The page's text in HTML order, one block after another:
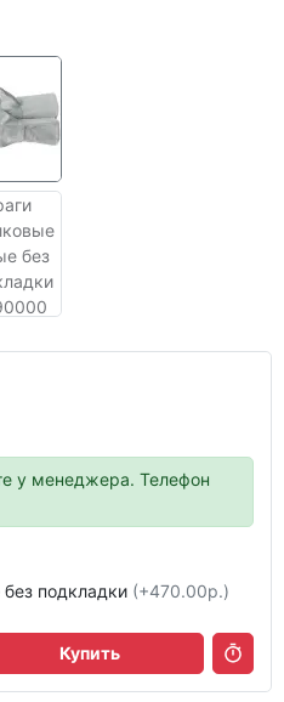
у менеджера. Телефон
подкладки (+470.00р.)
Купить